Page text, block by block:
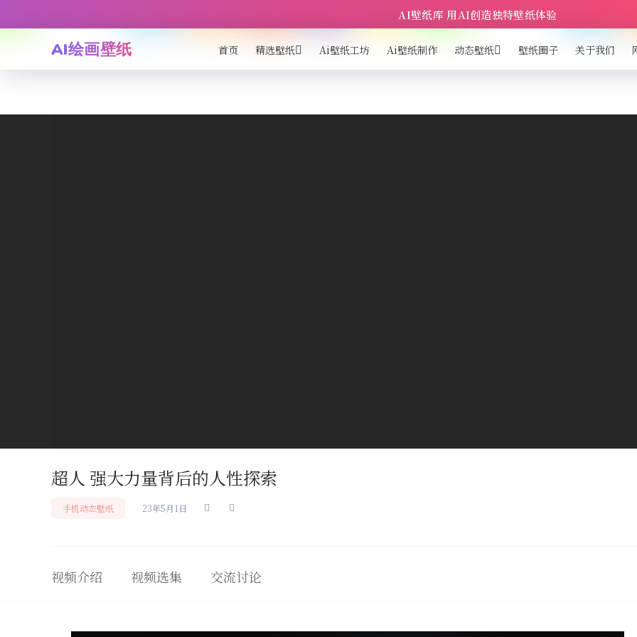
AI壁纸库 用AI创造独特壁纸体验
AI绘画壁纸 首页 精选壁纸 Ai壁纸工坊 Ai壁纸制作 动态壁纸 壁纸圈子 关于我们
超人 强大力量背后的人性探索
手机动态壁纸 23年5月1日
视频介绍 视频选集 交流讨论